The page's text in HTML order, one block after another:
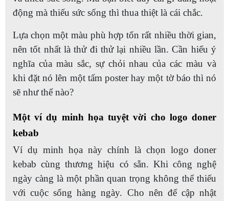
động mà thiếu sức sống thì thua thiệt là cái chắc.
Lựa chọn một màu phù hợp tốn rất nhiều thời gian,
nên tốt nhất là thử đi thử lại nhiều lần. Cần hiểu ý
nghĩa của màu sắc, sự chỏi nhau của các màu và
khi đặt nó lên một tấm poster hay một tờ báo thì nó
sẽ như thế nào?
Một ví dụ minh họa tuyệt vời cho logo doner
kebab
Ví dụ minh họa này chính là chọn logo doner
kebab cùng thương hiệu có sẵn. Khi công nghệ
ngày càng là một phần quan trọng không thể thiếu
với cuộc sống hàng ngày. Cho nên để cập nhật